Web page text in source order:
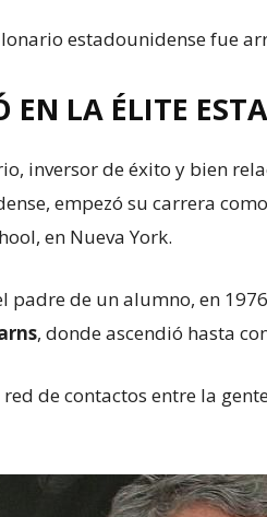
estadounidense fue
EN LA ÉLITE
inversor de éxito y bien
empezó su carrera
en Nueva York.
padre de un alumno, en
, donde ascendió hasta
de contactos entre la